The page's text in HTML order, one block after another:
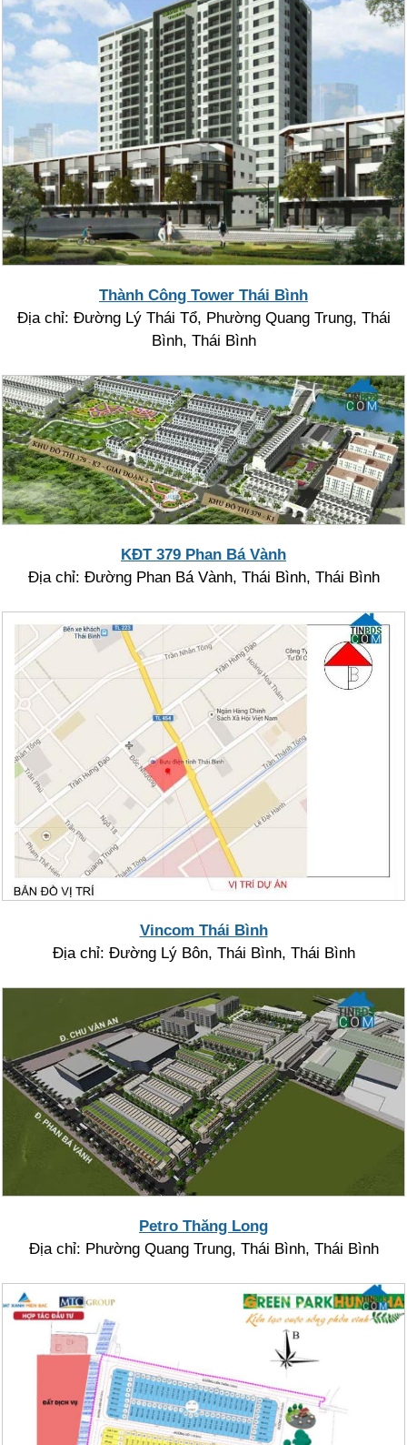
Thành Công Tower Thái Bình
Địa chỉ: Đường Lý Thái Tổ, Phường Quang Trung, Thái
Bình, Thái Bình
KĐT 379 Phan Bá Vành
Địa chỉ: Đường Phan Bá Vành, Thái Bình, Thái Bình
Vincom Thái Bình
Địa chỉ: Đường Lý Bôn, Thái Bình, Thái Bình
Petro Thăng Long
Địa chỉ: Phường Quang Trung, Thái Bình, Thái Bình